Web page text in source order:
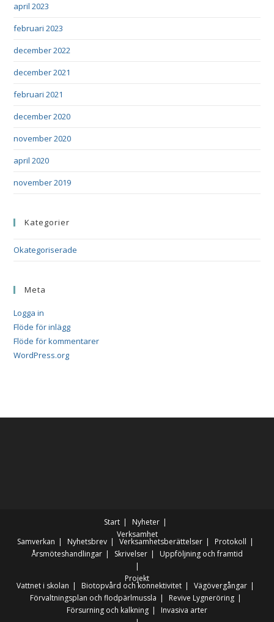
april 2023
februari 2023
december 2022
december 2021
februari 2021
december 2020
november 2020
april 2020
november 2019
Kategorier
Okategoriserade
Meta
Logga in
Flöde för inlägg
Flöde för kommentarer
WordPress.org
Start
Nyheter
Verksamhet
Samverkan Nyhetsbrev Verksamhetsberättelser
Protokoll
Årsmöteshandlingar
Skrivelser Uppföljning och framtid
Projekt
Vattnet i skolan Biotopvård och konnektivitet
Vägövergångar
Förvaltningsplan och flodpärlmussla
Revive Lygneröring
Försurning och kalkning
Invasiva arter